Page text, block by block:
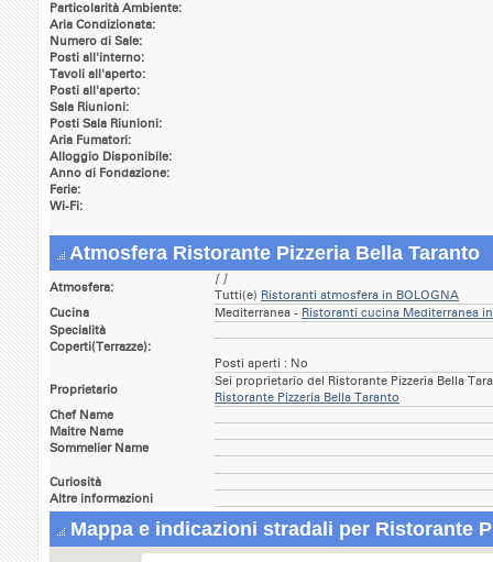
Particolarità Ambiente:
Aria Condizionata:
Numero di Sale:
Posti all'interno:
Tavoli all'aperto:
Posti all'aperto:
Sala Riunioni:
Posti Sala Riunioni:
Aria Fumatori:
Alloggio Disponibile:
Anno di Fondazione:
Ferie:
Wi-Fi:
Atmosfera Ristorante Pizzeria Bella Taranto
Atmosfera:
[ ]
Tutti(e) Ristoranti atmosfera in BOLOGNA
Cucina
Mediterranea - Ristoranti cucina Mediterranea
Specialità
Coperti(Terrazze):
Posti aperti : No
Proprietario
Sei proprietario del Ristorante Pizzeria Bella
Ristorante Pizzeria Bella Taranto
Chef Name
Maitre Name
Sommelier Name
Curiosità
Altre informazioni
Mappa e indicazioni stradali per Ristorante